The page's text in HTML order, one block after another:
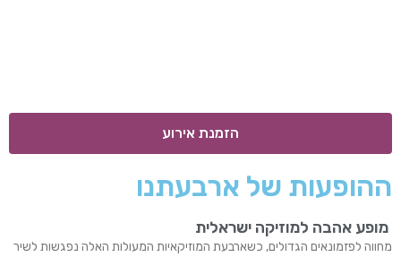
הזמנת אירוע
ההופעות של ארבעתנו
מופע אהבה למוזיקה ישראלית
מחווה לפזמונאים הגדולים, כשארבעת המוזיקאיות המעולות האלה נפגשות לשיר